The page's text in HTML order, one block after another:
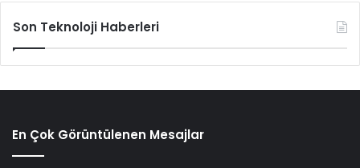
Son Teknoloji Haberleri
En Çok Görüntülenen Mesajlar